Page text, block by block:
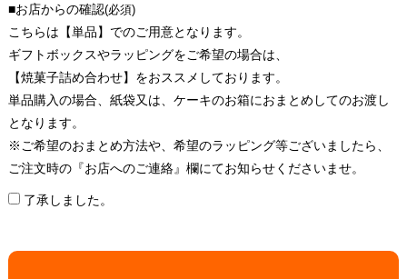
■お店からの確認(必須)
こちらは【単品】でのご用意となります。
ギフトボックスやラッピングをご希望の場合は、
【焼菓子詰め合わせ】をおススメしております。
単品購入の場合、紙袋又は、ケーキのお箱におまとめしてのお渡し
となります。
※ご希望のおまとめ方法や、希望のラッピング等ございましたら、
ご注文時の『お店へのご連絡』欄にてお知らせくださいませ。
了承しました。